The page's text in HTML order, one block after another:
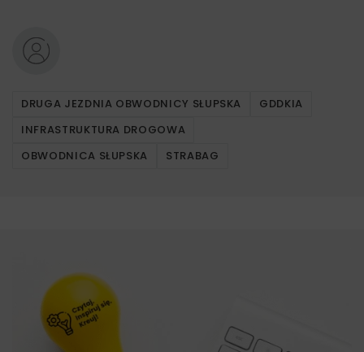
DRUGA JEZDNIA OBWODNICY SŁUPSKA
GDDKIA
INFRASTRUKTURA DROGOWA
OBWODNICA SŁUPSKA
STRABAG